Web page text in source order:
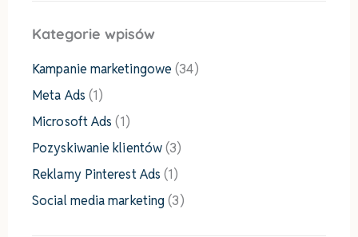
Kategorie wpisów
Kampanie marketingowe (34)
Meta Ads (1)
Microsoft Ads (1)
Pozyskiwanie klientów(3)
Reklamy Pinterest Ads (1)
Social media marketing (3)